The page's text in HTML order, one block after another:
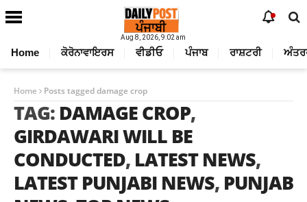
Aug 8, 2026, 9:02 am
Home ਕੋਰੋਨਾਵਾਇਰਸ ਵੀਡੀਓ ਪੰਜਾਬ ਰਾਸ਼ਟਰੀ
Home Posts tagged damage crop
TAG: DAMAGE CROP,
GIRDAWARI WILL BE
CONDUCTED, LATEST NEWS,
LATEST PUNJABI NEWS, PUNJAB